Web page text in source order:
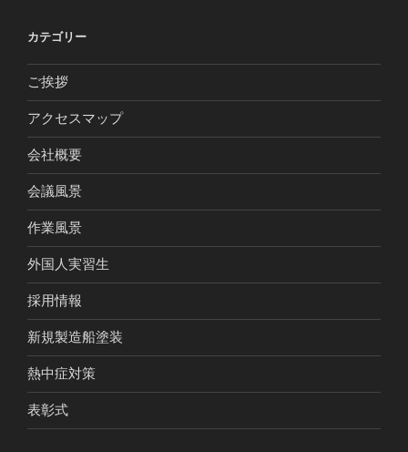
カテゴリー
ご挨拶
アクセスマップ
会社概要
会議風景
作業風景
外国人実習生
採用情報
新規製造船塗装
熱中症対策
表彰式